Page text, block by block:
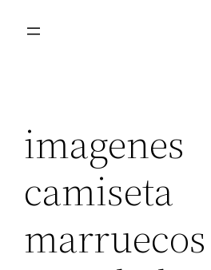
imagenes
camiseta
marruecos